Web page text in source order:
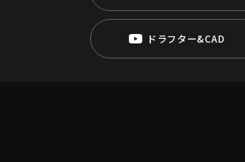
ドラフター&CAD